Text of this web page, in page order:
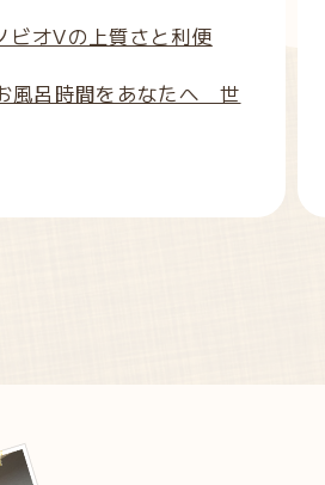
オVの上質さと利便
風呂時間をあなたへ 世